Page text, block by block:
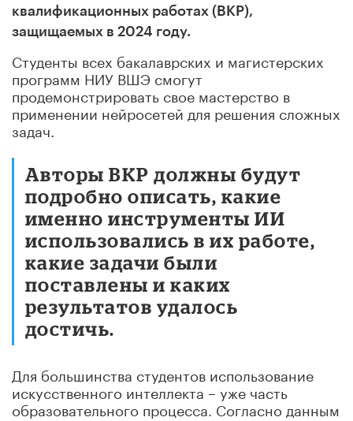
квалификационных работах (ВКР),
защищаемых в 2024 году.
Студенты всех бакалаврских и магистерских
программ НИУ ВШЭ смогут
продемонстрировать свое мастерство в
применении нейросетей для решения сложных
задач.
Авторы ВКР должны будут
подробно описать, какие
именно инструменты ИИ
использовались в их работе,
какие задачи были
поставлены и каких
результатов удалось
достичь.
Для большинства студентов использование
искусственного интеллекта – уже часть
образовательного процесса. Согласно данным